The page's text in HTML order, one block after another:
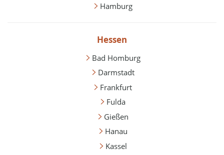
Hamburg
Hessen
Bad Homburg
Darmstadt
Frankfurt
Fulda
Gießen
Hanau
Kassel